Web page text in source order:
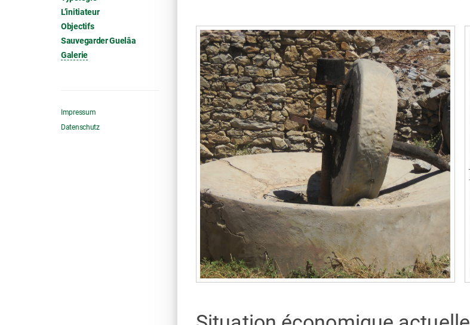
L’initiateur
Objectifs
Sauvegarder Guelâa
Galerie
Impressum
Datenschutz